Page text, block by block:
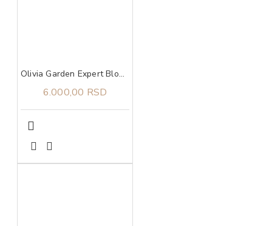
Olivia Garden Expert Blowout Shine Wavy Bristles Gold&Brown 80
6.000,00 RSD